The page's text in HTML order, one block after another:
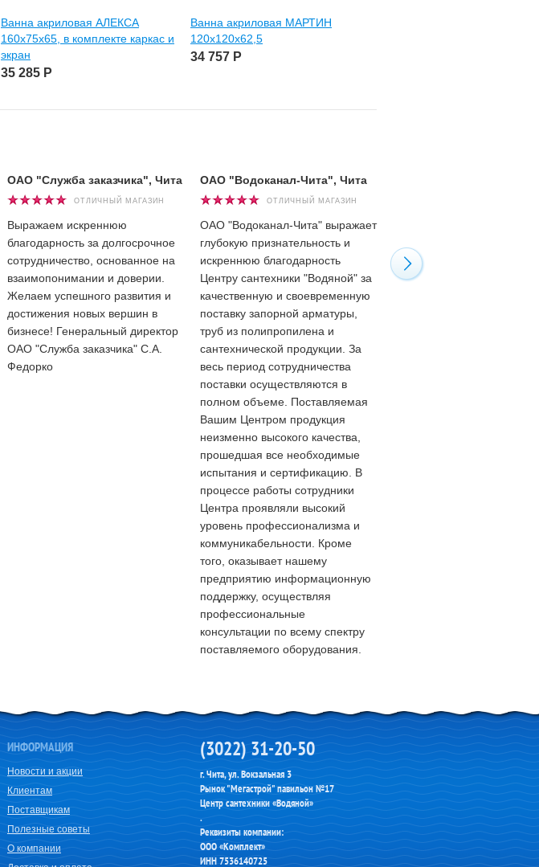
Ванна акриловая АЛЕКСА
160х75х65, в комплекте каркас и
экран
35 285 Р
Ванна акриловая МАРТИН
120х120х62,5
34 757 Р
ОАО "Служба заказчика", Чита
ОТЛИЧНЫЙ МАГАЗИН
Выражаем искреннюю
благодарность за долгосрочное
сотрудничество, основанное на
взаимопонимании и доверии.
Желаем успешного развития и
достижения новых вершин в
бизнесе! Генеральный директор
ОАО "Служба заказчика" С.А.
Федорко
ОАО "Водоканал-Чита", Чита
ОТЛИЧНЫЙ МАГАЗИН
ОАО "Водоканал-Чита" выражает
глубокую признательность и
искреннюю благодарность
Центру сантехники "Водяной" за
качественную и своевременную
поставку запорной арматуры,
труб из полипропилена и
сантехнической продукции. За
весь период сотрудничества
поставки осуществляются в
полном объеме. Поставляемая
Вашим Центром продукция
неизменно высокого качества,
прошедшая все необходимые
испытания и сертификацию. В
процессе работы сотрудники
Центра проявляли высокий
уровень профессионализма и
коммуникабельности. Кроме
того, оказывает нашему
предприятию информационную
поддержку, осуществляя
профессиональные
консультации по всему спектру
поставляемого оборудования.
персоналу "Водяного" за
квалифицированную
ИНФОРМАЦИЯ
Новости и акции
Клиентам
Поставщикам
Полезные советы
О компании
(3022) 31-20-50
г. Чита, ул. Вокзальная 3
Рынок "Мегастрой" павильон №17
Центр сантехники «Водяной»
.
Реквизиты компании:
ООО «Комплект»
ИНН 7536140725